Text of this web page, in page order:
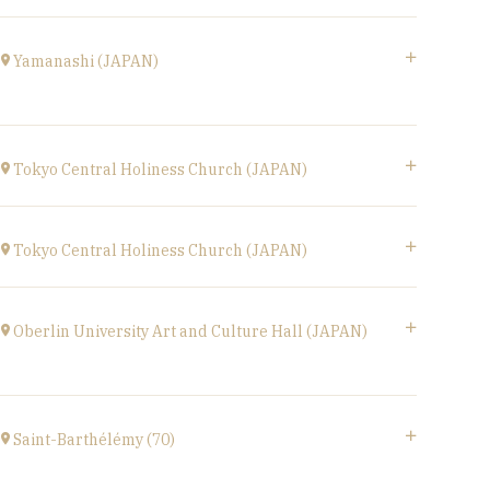
Boulevard Harpignies, 59301 Valenciennes
at19H00
Yamanashi (JAPAN)
Kofu-City
at19H30
Tokyo Central Holiness Church (JAPAN)
at19H
Tokyo Central Holiness Church (JAPAN)
at14H
Oberlin University Art and Culture Hall (JAPAN)
2600-4, Honmachida, Machida City, Tokyo
(JAPAN)
Saint-Barthélémy (70)